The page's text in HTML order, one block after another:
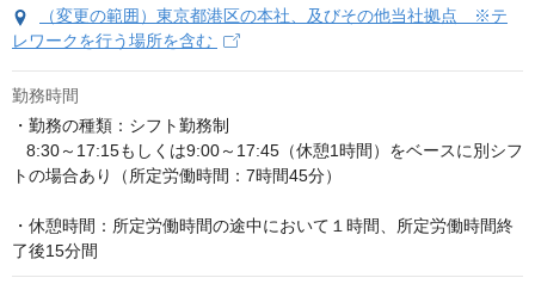
（変更の範囲）東京都港区の本社、及びその他当社拠点 ※テ
レワークを行う場所を含む
勤務時間
・勤務の種類：シフト勤務制
トの場合あり（所定労働時間：7時間45分）
・休憩時間：所定労働時間の途中において１時間、所定労働時間終
了後15分間